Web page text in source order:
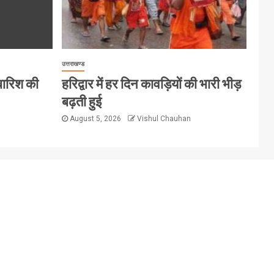
की
उत्तराखण्ड
हरिद्वार में हर दिन कावड़ियों की भारी भीड़
बढ़ती हुई
August 5, 2026 Vishul Chauhan